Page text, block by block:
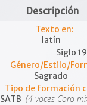
Descripción
Texto en:
latín
Siglo 19
Género/Estilo/
Sagrado
Tipo de formación
SATB (4 voces Coro